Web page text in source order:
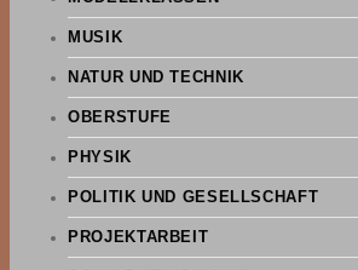
MUSIK
NATUR UND TECHNIK
OBERSTUFE
PHYSIK
POLITIK UND GESELLSCHAFT
PROJEKTARBEIT